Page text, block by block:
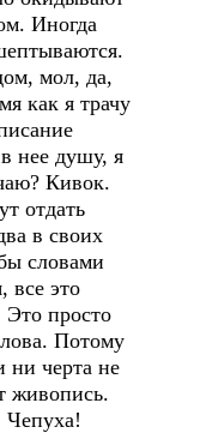
Иногда
мол, да,
как я трачу
нее душу, я
Кивок.
отдать
в своих
словами
все это
просто
Потому
ни черта не
живопись.
Чепуха!